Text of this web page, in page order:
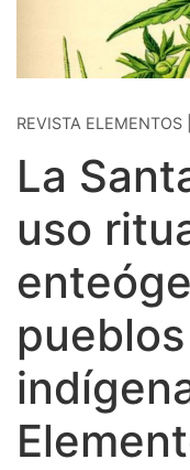
REVISTA
La
uso
pueblos